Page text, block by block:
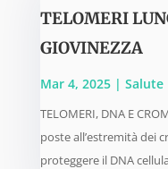
TELOMERI
GIOVINEZZA
Mar 4, 2025| Salute
TELOMERI, DNA E
poste all’estremità dei
proteggere il DNA